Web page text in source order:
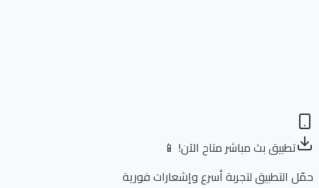
تطبيق بث مباشر متاح الآن! 📱
التطبيق لتجربة أسرع وإشعارات فورية